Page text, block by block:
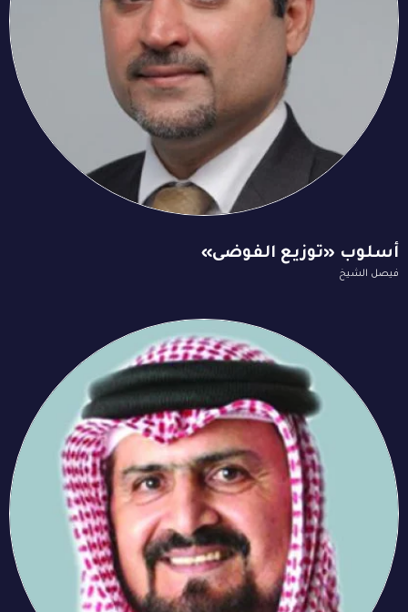
أسلوب «توزيع الفوضى»
فيصل الشيخ